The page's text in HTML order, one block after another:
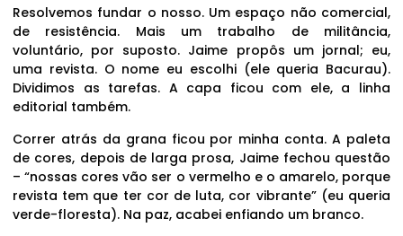
Resolvemos fundar o nosso. Um espaço não comercial,
de resistência. Mais um trabalho de militância,
voluntário, por suposto. Jaime propôs um jornal; eu,
uma revista. O nome eu escolhi (ele queria Bacurau).
Dividimos as tarefas. A capa ficou com ele, a linha
editorial também.
Correr atrás da grana ficou por minha conta. A paleta
de cores, depois de larga prosa, Jaime fechou questão
– “nossas cores vão ser o vermelho e o amarelo, porque
revista tem que ter cor de luta, cor vibrante” (eu queria
verde-floresta). Na paz, acabei enfiando um branco.